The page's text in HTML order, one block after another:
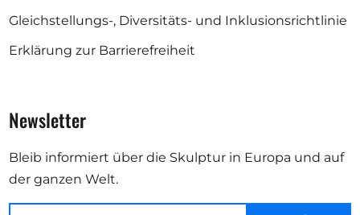
Gleichstellungs-, Diversitäts- und Inklusionsrichtlinie
Erklärung zur Barrierefreiheit
Newsletter
Bleib informiert über die Skulptur in Europa und auf
der ganzen Welt.